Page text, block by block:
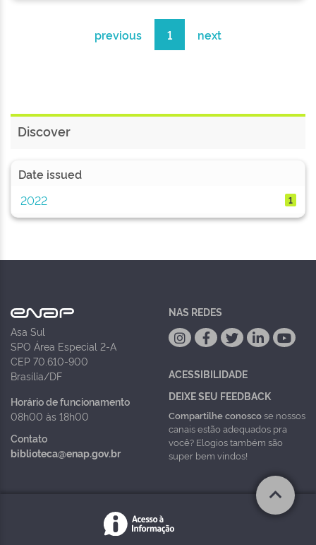
previous 1 next
Discover
Date issued
2022
1
Asa Sul
SPO Área Especial 2-A
CEP 70.610-900
Brasília/DF
Horário de funcionamento
08h00 às 18h00
Contato
biblioteca@enap.gov.br
NAS REDES
ACESSIBILIDADE
DEIXE SEU FEEDBACK
Compartilhe conoscose nossos
canais estão adequados pra
você? Elogios também são
super bem vindos!